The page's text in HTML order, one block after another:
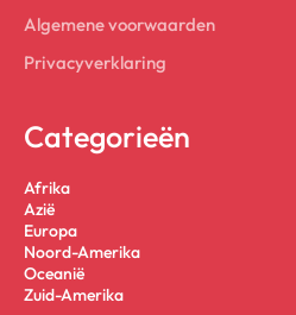
Algemene voorwaarden
Privacyverklaring
Categorieën
Afrika
Azië
Europa
Noord-Amerika
Oceanië
Zuid-Amerika